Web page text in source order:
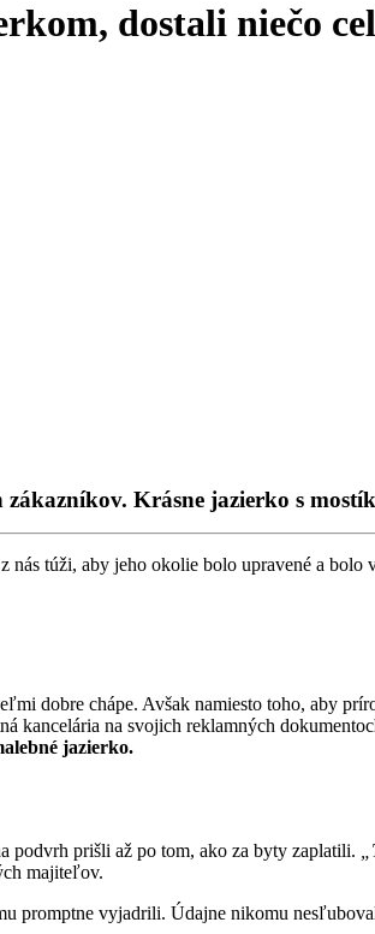
dostali niečo
Krásne jazierko s
túži, aby jeho okolie bolo upravené a
dobre chápe. Avšak namiesto toho, aby
kancelária na svojich reklamných
jazierko.
podvrh prišli až po tom, ako za byty zaplatili.
majiteľov.
promptne vyjadrili. Údajne nikomu